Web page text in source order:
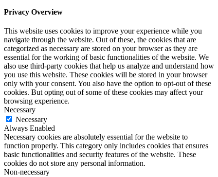
Privacy Overview
This website uses cookies to improve your experience while you
navigate through the website. Out of these, the cookies that are
categorized as necessary are stored on your browser as they are
essential for the working of basic functionalities of the website. We
also use third-party cookies that help us analyze and understand how
you use this website. These cookies will be stored in your browser
only with your consent. You also have the option to opt-out of these
cookies. But opting out of some of these cookies may affect your
browsing experience.
Necessary
Necessary
Always Enabled
Necessary cookies are absolutely essential for the website to
function properly. This category only includes cookies that ensures
basic functionalities and security features of the website. These
cookies do not store any personal information.
Non-necessary